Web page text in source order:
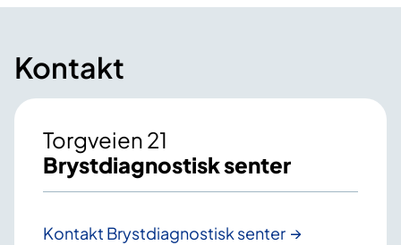
Kontakt
Torgveien 21
Brystdiagnostisk senter
Kontakt Brystdiagnostisk senter